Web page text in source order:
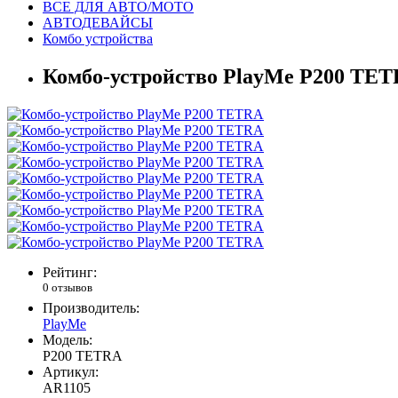
ВСЕ ДЛЯ АВТО/МОТО
АВТОДЕВАЙСЫ
Комбо устройства
Комбо-устройство PlayMe P200
Рейтинг:
0 отзывов
Производитель:
PlayMe
Модель:
P200 TETRA
Артикул:
AR1105